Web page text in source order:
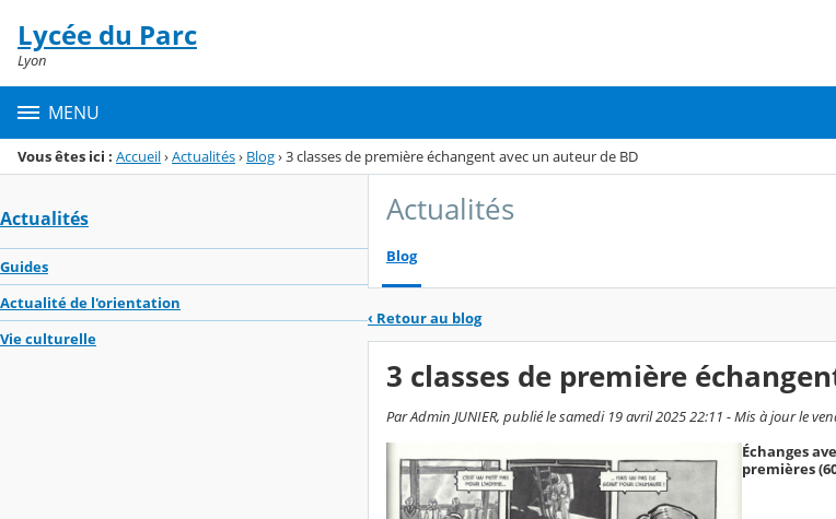
Menu de la rubrique
Contenu
Lycée du Parc
Lyon
MENU
Vous êtes ici : Accueil›Actualités› Blog›3 classes de première échangent avec un auteur de BD
Actualités
Guides
Actualité de l'orientation
Vie culturelle
Actualités
Blog
‹ Retour au blog
3 classes de première
Par Admin JUNIER, publié le samedi 19 avril 2025 22:11 - Mis à jour le
Échanges
premières